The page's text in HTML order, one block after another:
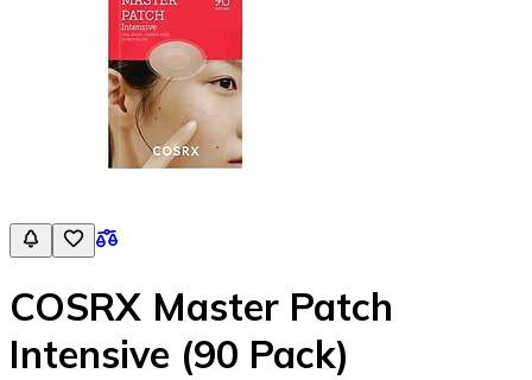
COSRX Master Patch
Intensive (90 Pack)